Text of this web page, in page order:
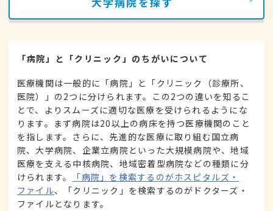
「病院」と「クリニック」のちがいについて
医療機関は一般的に「病院」と「クリニック（診療所、
医院）」の2つに分けられます。この2つの違いを知るこ
とで、よりスムーズに適切な医療を受けられるようにな
ります。まず病院は20以上の病床を持つ医療機関のこと
を指します。さらに、先進的な医療に取り組む国立病
院、大学病院、企業立病院といった大規模病院や、地域
医療を支える中核病院、地域密着型病院などの種類に分
けられます。
「病院」を検索するのがホスピタルズ・
ファイル、「クリニック」を検索するのがドクターズ・
ファイルとなります。